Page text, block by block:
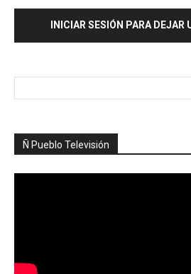
INICIAR SESIÓN PARA DEJAR
Ñ Pueblo Televisión